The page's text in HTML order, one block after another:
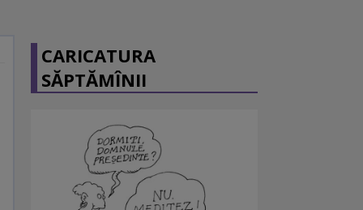
CARICATURA
SĂPTĂMÎNII